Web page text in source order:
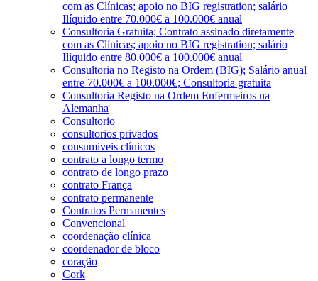
com as Clínicas; apoio no BIG registration; salário
Ilíquido entre 70.000€ a 100.000€ anual
Consultoria Gratuita; Contrato assinado diretamente
com as Clínicas; apoio no BIG registration; salário
Ilíquido entre 80.000€ a 100.000€ anual
Consultoria no Registo na Ordem (BIG); Salário anual
entre 70.000€ a 100.000€; Consultoria gratuita
Consultoria Registo na Ordem Enfermeiros na
Alemanha
Consultorio
consultorios privados
consumiveis clínicos
contrato a longo termo
contrato de longo prazo
contrato França
contrato permanente
Contratos Permanentes
Convencional
coordenação clínica
coordenador de bloco
coração
Cork